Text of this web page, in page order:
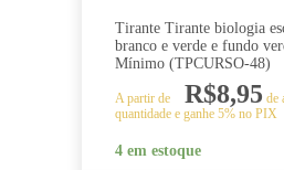
Tirante Tirante biologia
branco e verde e fundo
Mínimo (TPCURSO-48)
A partir de R$8,95 de
quantidade e ganhe 5% no PIX
4 em estoque